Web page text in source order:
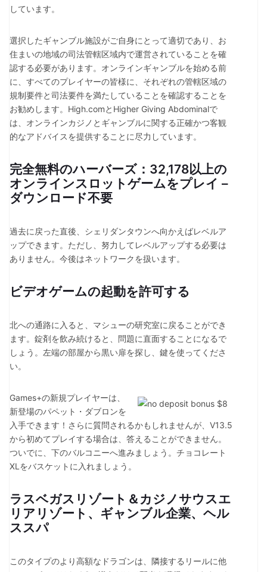
しています。
選択したギャンブル施設がご自身にとって適切であり、お
住まいの地域の司法管轄区域内で運営されていることを確
認する必要があります。オンラインギャンブルを始める前
に、すべてのプレイヤーの皆様に、それぞれの管轄区域の
規制要件と司法要件を満たしていることを確認することを
お勧めします。High.comとHigher Giving Abdominalで
は、オンラインカジノとギャンブルに関する正確かつ客観
的なアドバイスを提供することに尽力しています。
完全無料のハーバーズ：32,178以上の
オンラインスロットゲームをプレイ –
ダウンロード不要
過去に戻った直後、シェリダンタウンへ向かえばレベルア
ップできます。ただし、努力してレベルアップする必要は
ありません。今後はネットワークを扱います。
ビデオゲームの起動を許可する
北への通路に入ると、マシューの研究室に戻ることができ
ます。錠剤を飲み続けると、問題に直面することになるで
しょう。左端の部屋から黒い扉を探し、鍵を使ってくださ
い。
Games+の新規プレイヤーは、
新登場のパペット・ダブロンを
入手できます！さらに質問されるかもしれませんが、V13.5
から初めてプレイする場合は、答えることができません。
ついでに、下のバルコニーへ進みましょう。チョコレート
XLをバスケットに入れましょう。
ラスベガスリゾート＆カジノサウスエ
リアリゾート、ギャンブル企業、ヘル
ススパ
このタイプのより高額なドラゴンは、隣接するリールに他